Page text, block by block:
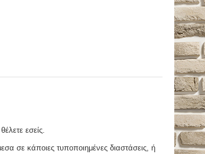
εσείς.
σε κάποιες τυποποιημένες διαστάσεις, ή